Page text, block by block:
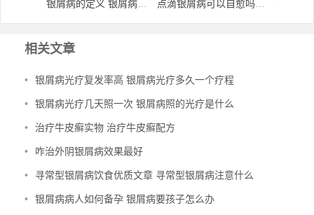
相关文章
• 银屑病光疗复发率高 银屑病光疗多久一个疗程
• 银屑病光疗几天照一次 银屑病照的光疗是什么
• 治疗牛皮癣实物 治疗牛皮癣配方
• 咋治外阴银屑病效果最好
• 寻常型银屑病饮食优质文章 寻常型银屑病注意什么
• 银屑病病人如何备孕 银屑病要孩子怎么办